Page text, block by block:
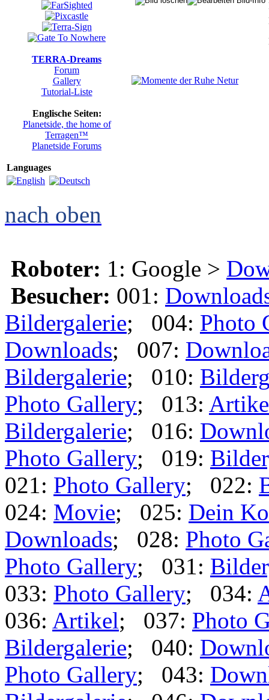
TERRA-Dreams
Forum
Gallery
Tutorial-Liste
Englische Seiten:
Planetside, the home of
Terragen™
Planetside Forums
Languages
nach oben
Roboter: 1: Google >
Besucher: 001:
Bildergalerie; 004: Photo
Downloads; 007:
Bildergalerie; 010:
Photo Gallery; 013:
Bildergalerie; 016:
Photo Gallery; 019:
021: Photo Gallery; 022:
024: Movie; 025: Dein
Downloads; 028: Photo
Photo Gallery; 031:
033: Photo Gallery; 034:
036: Artikel; 037: Photo
Bildergalerie; 040:
Photo Gallery; 043: